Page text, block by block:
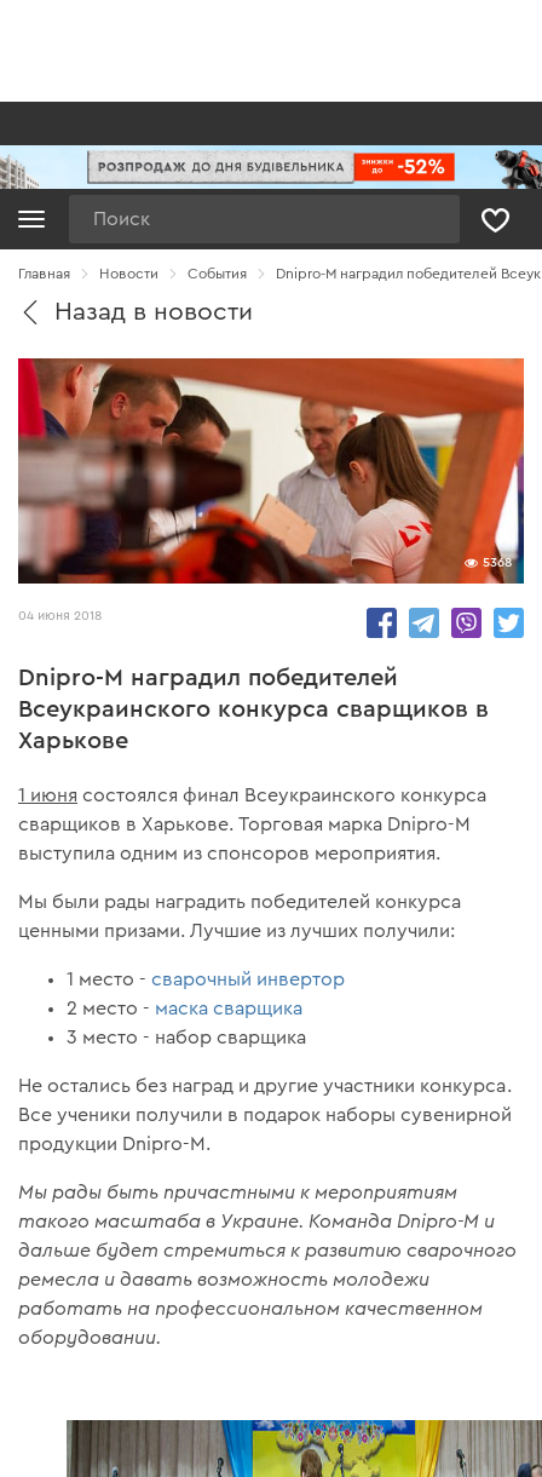
Главная Новости Cобытия Dnipro-M наградил победителей
Назад в новости
5368
04 июня 2018
Dnipro-M наградил победителей
Всеукраинского конкурса сварщиков в
Харькове
1 июня состоялся финал Всеукраинского конкурса
сварщиков в Харькове. Торговая марка Dnipro-M
выступила одним из спонсоров мероприятия.
Мы были рады наградить победителей конкурса
ценными призами. Лучшие из лучших получили:
1 место -сварочный инвертор
2 место - маска сварщика
3 место - набор сварщика
Не остались без наград и другие участники конкурса.
Все ученики получили в подарок наборы сувенирной
продукции Dnipro-M.
Мы рады быть причастными к мероприятиям
такого масштаба в Украине. Команда Dnipro-M и
дальше будет стремиться к развитию сварочного
ремесла и давать возможность молодежи
работать на профессиональном качественном
оборудовании.